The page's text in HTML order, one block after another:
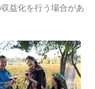
益化を行う場合があ